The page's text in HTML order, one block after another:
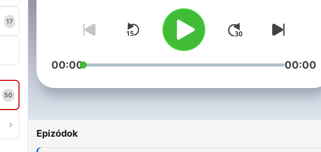
17
50
Acompáñanos en este viaje
hacia los Synth Essentials en
este podcast de 60 minutos
mimados y producidos por
Xavi Carafí. Synth | Synthwave
| Electronica
00:00 00:00
Epizódok